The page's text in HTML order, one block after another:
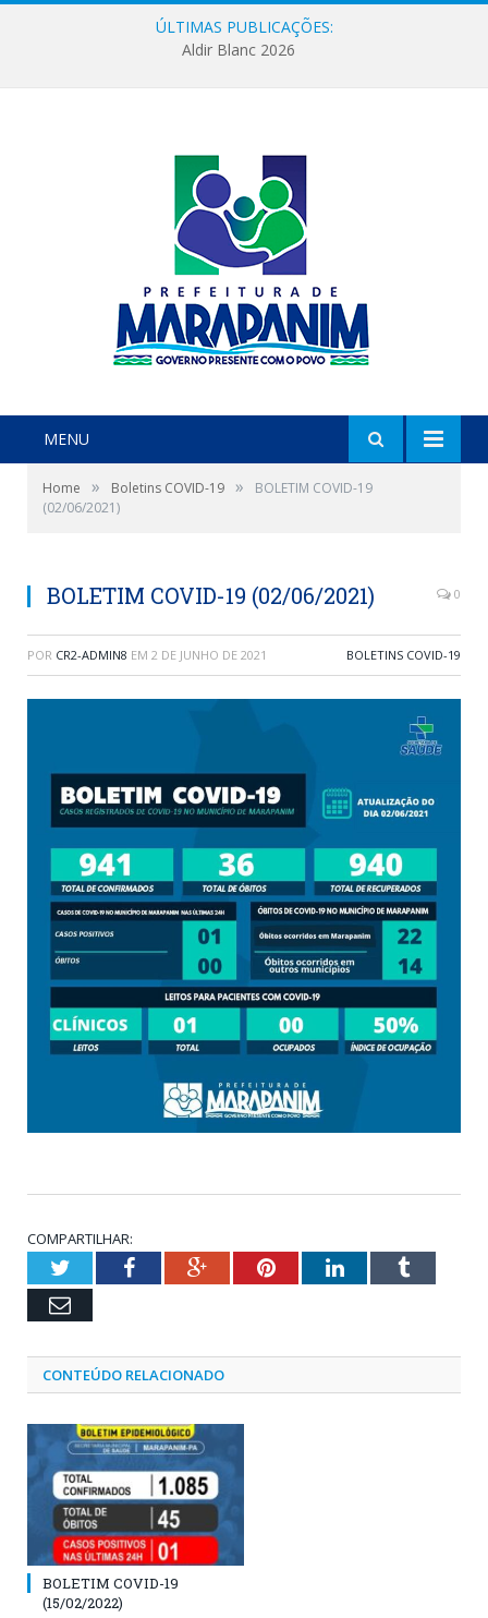
ÚLTIMAS PUBLICAÇÕES:
Aldir Blanc 2026
MENU
Home » Boletins COVID-19 »
BOLETIM COVID-19
(02/06/2021)
BOLETIM COVID-19 (02/06/2021) 0
POR CR2-ADMIN8 EM 2 DE JUNHO DE 2021 BOLETINS COVID-19
COMPARTILHAR:
TwitterFacebookGoogle+PinterestLinkedInTumblr
Email
CONTEÚDO RELACIONADO
BOLETIM COVID-19
(15/02/2022)